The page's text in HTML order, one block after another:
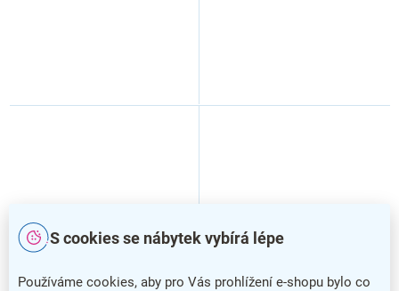
S cookies se nábytek vybírá lépe
Používáme cookies, aby pro Vás prohlížení e-shopu bylo co